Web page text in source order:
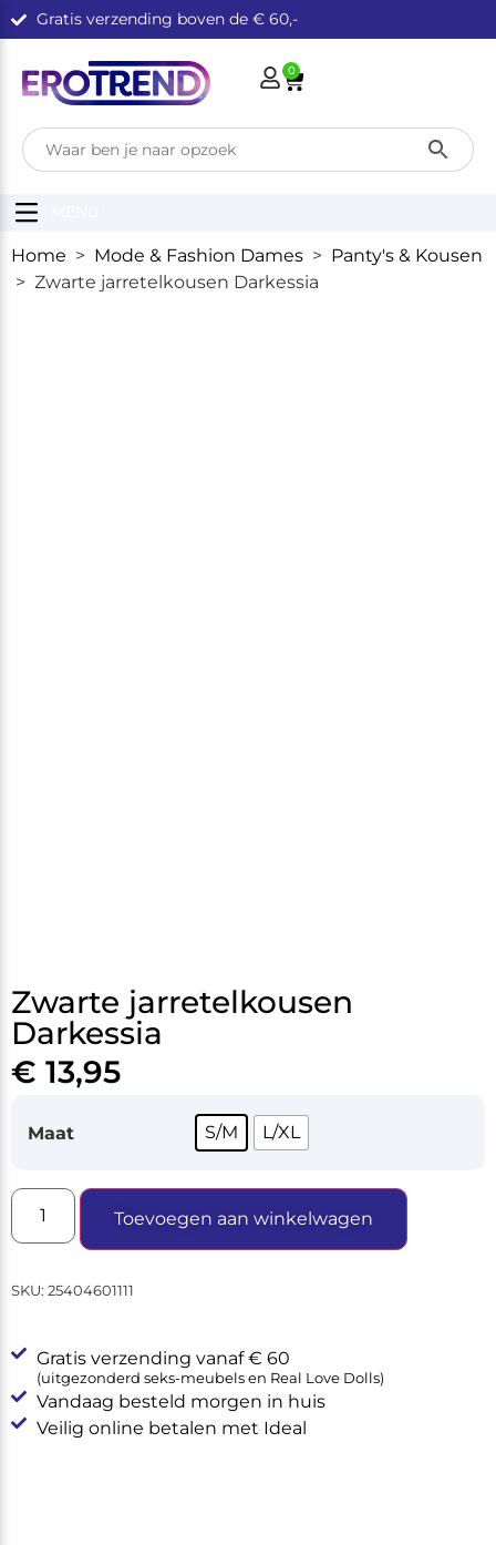
Gratis verzending boven de € 60,-
0
Home > Mode & Fashion Dames > Panty's & Kousen
> Zwarte jarretelkousen Darkessia
Zwarte jarretelkousen
Darkessia
€ 13,95
Maat S/M L/XL
Toevoegen aan winkelwagen
SKU: 25404601111
Gratis verzending vanaf € 60
(uitgezonderd seks-meubels en Real Love Dolls)
Vandaag besteld morgen in huis
Veilig online betalen met Ideal